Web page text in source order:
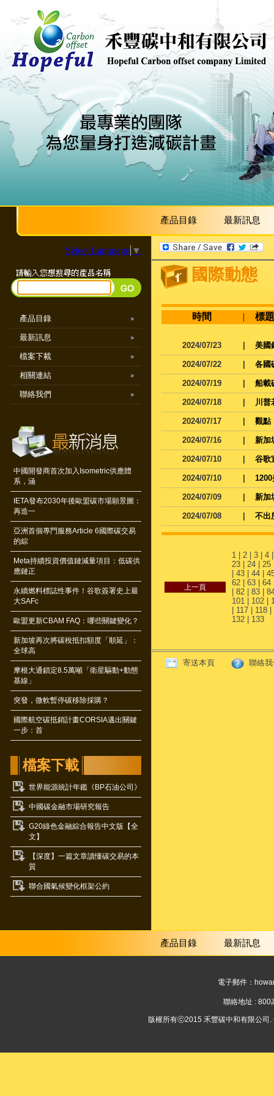
產品目錄 最新訊息
Select Language ▼
產品目錄
最新訊息
檔案下載
相關連結
聯絡我們
中國開發商首次加入Isometric供應體
系，涵
IETA發布2030年後歐盟碳市場願景圖：
再造一
亞洲首個專門服務Article 6國際碳交易
的綜
Meta持續投資價值鏈減量項目：低碳供
應鏈正
永續燃料標誌性事件！谷歌簽署史上最
大SAFc
歐盟更新CBAM FAQ：哪些關鍵變化？
新加坡再次將碳稅抵扣額度「順延」：
全球高
摩根大通鎖定8.5萬噸「衛星驅動+動態
基線」
突發，微軟暫停碳移除採購？
國際航空碳抵銷計畫CORSIA邁出關鍵
一步：首
檔案下載
世界能源統計年鑑《BP石油公司》
中國碳金融市場研究報告
G20綠色金融綜合報告中文版【全
文】
【深度】一篇文章讀懂碳交易的本
質
聯合國氣候變化框架公約
國際動態
時間 | 標題
2024/07/23 美國
2024/07/22 各國
2024/07/19 船載
2024/07/18 川普
2024/07/17 觀點
2024/07/16 新加
2024/07/10 谷歌
2024/07/10
2024/07/09 新加
2024/07/08 不出
1 2 3 4
23
24 25
43 44
62
63 64
82 83
101
102
117 118
132
133
寄送本頁 聯絡
產品目錄 最新訊息
電子郵件：
聯絡地址 : 800
版權所有ⓒ2015 禾豐碳中和有限公司